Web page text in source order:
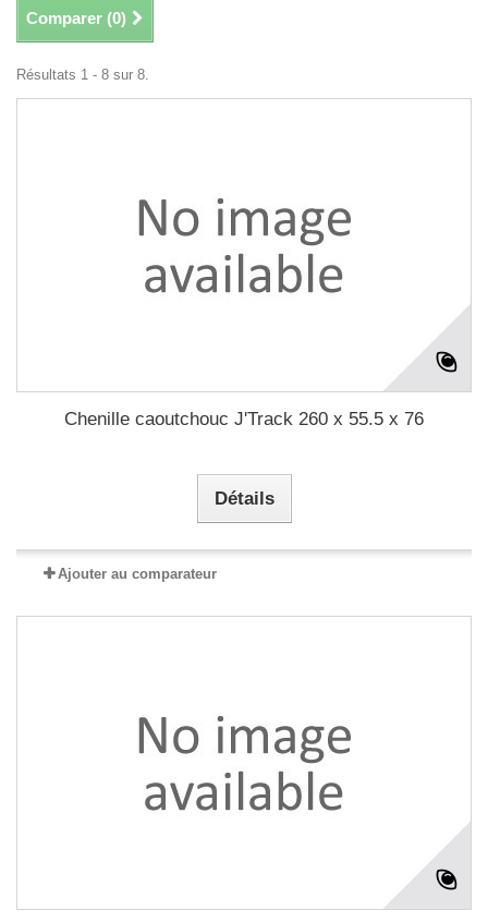
Comparer (0)
Résultats 1 - 8 sur 8.
Chenille caoutchouc J'Track 260 x 55.5 x 76
Détails
Ajouter au comparateur